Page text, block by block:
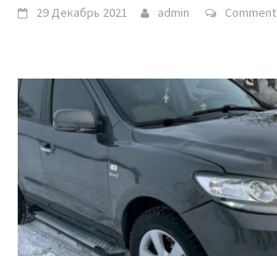
29 Декабрь 2021 admin Comment